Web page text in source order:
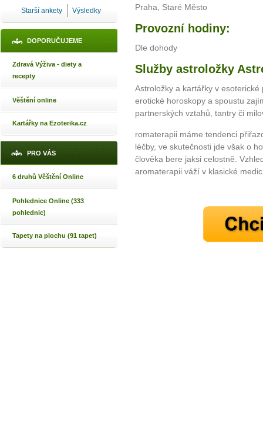
Starší ankety Výsledky
DOPORUČUJEME
Zdravá Výživa - diety a
recepty
Věštění online
Kartářky na Ezoterika.cz
PRO VÁS
6 druhů Věštění Online
Pohlednice Online (333
pohlednic)
Tapety na plochu (91 tapet)
Praha, Staré Město
Provozní hodiny:
Dle dohody
Služby astroložky
Astroložky a kartářky v
erotické horoskopy a spoustu
partnerských vztahů, tantry či
romaterapii máme tendenci
léčby, ve skutečnosti jde však o
člověka bere jaksi celostně.
aromaterapii váží v klasické